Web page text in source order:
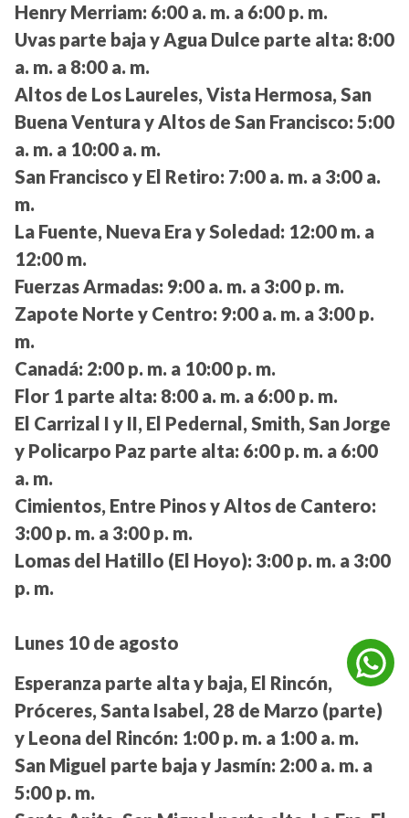
Henry Merriam: 6:00 a. m. a 6:00 p. m.
Uvas parte baja y Agua Dulce parte alta: 8:00
a. m. a 8:00 a. m.
Altos de Los Laureles, Vista Hermosa, San
Buena Ventura y Altos de San Francisco: 5:00
a. m. a 10:00 a. m.
San Francisco y El Retiro: 7:00 a. m. a 3:00 a.
m.
La Fuente, Nueva Era y Soledad: 12:00 m. a
12:00 m.
Fuerzas Armadas: 9:00 a. m. a 3:00 p. m.
Zapote Norte y Centro: 9:00 a. m. a 3:00 p.
m.
Canadá: 2:00 p. m. a 10:00 p. m.
Flor 1 parte alta: 8:00 a. m. a 6:00 p. m.
El Carrizal I y II, El Pedernal, Smith, San Jorge
y Policarpo Paz parte alta: 6:00 p. m. a 6:00
a. m.
Cimientos, Entre Pinos y Altos de Cantero:
3:00 p. m. a 3:00 p. m.
Lomas del Hatillo (El Hoyo): 3:00 p. m. a 3:00
p. m.
Lunes 10 de agosto
Esperanza parte alta y baja, El Rincón,
Próceres, Santa Isabel, 28 de Marzo (parte)
y Leona del Rincón: 1:00 p. m. a 1:00 a. m.
San Miguel parte baja y Jasmín: 2:00 a. m. a
5:00 p. m.